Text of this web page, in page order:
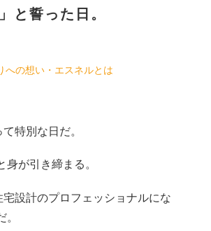
と誓った日。
への想い・エスネルとは
特別な日だ。
が引き締まる。
設計のプロフェッショナルにな